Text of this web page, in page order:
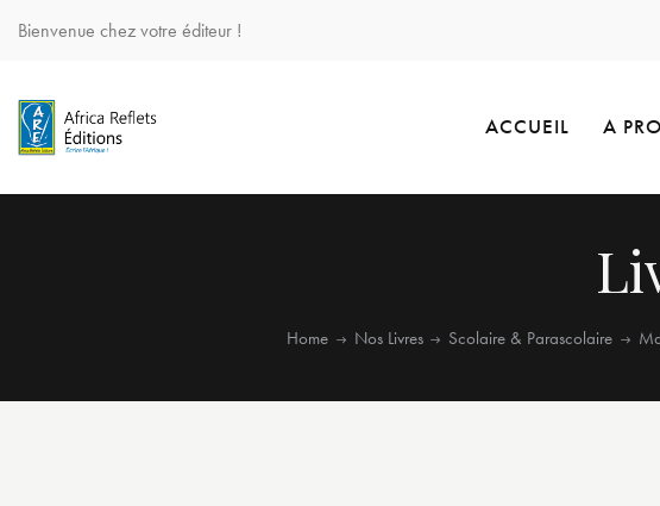
Bienvenue chez votre éditeur !
ACCUEIL A
Home Nos Livres Scolaire & Parascolaire